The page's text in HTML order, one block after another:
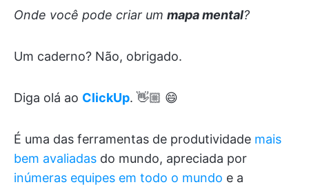
Onde você pode criar um mapa mental?
Um caderno? Não, obrigado.
Diga olá ao ClickUp. 👋🏼 😄
É uma das ferramentas de produtividade mais
bem avaliadas do mundo, apreciada por
inúmeras equipes em todo o mundo e a